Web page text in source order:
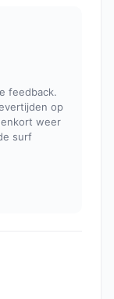
feedback.
op
weer
surf